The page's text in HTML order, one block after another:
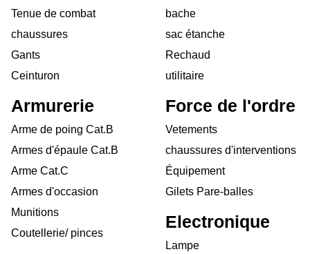
Tenue de combat
chaussures
Gants
Ceinturon
bache
sac étanche
Rechaud
utilitaire
Armurerie
Arme de poing Cat.B
Armes d'épaule Cat.B
Arme Cat.C
Armes d'occasion
Munitions
Coutellerie/ pinces
Force de l'ordre
Vetements
chaussures d'interventions
Équipement
Gilets Pare-balles
Electronique
Lampe